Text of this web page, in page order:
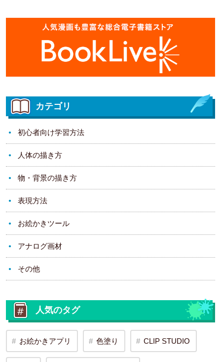
カテゴリ
初心者向け学習方法
人体の描き方
物・背景の描き方
表現方法
お絵かきツール
アナログ画材
その他
人気のタグ
お絵かきアプリ 色塗り CLIP STUDIO